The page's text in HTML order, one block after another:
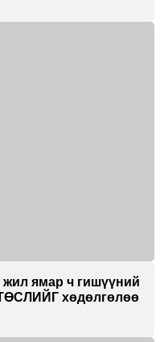
ямар ч гишүүний
хөдөлгөлөө